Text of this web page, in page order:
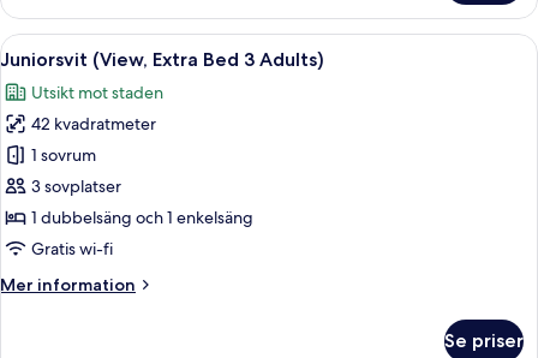
child)
(View,
Extra
Bed
adults
+
child)
Öppna
alla
foton
för
Juniorsvit
(View,
Extra
Bed
Adults)
Ett modernt hotellrum med en stor
13
Juniorsvit (View, Extra Bed 3 Adults)
Utsikt mot staden
42 kvadratmeter
1 sovrum
3 sovplatser
1 dubbelsäng och 1 enkelsäng
Gratis wi-fi
Mer information
Mer
Se priser